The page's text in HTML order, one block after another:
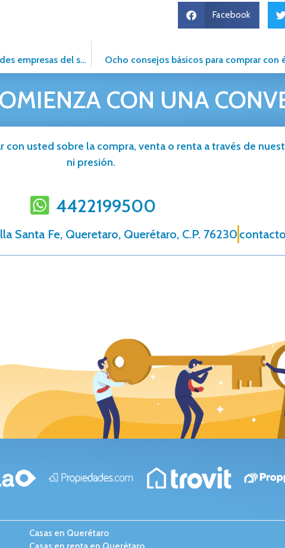
Facebook
Alfa Inmobiliaria celebra su VII Convención junto a grandes empresas del sector Ocho consejos básicos para comprar con
CON UNA
usted sobre la compra, venta o renta a través de
ni presión.
4422199500
Santa Fe, Queretaro, Querétaro, C.P. 76230
Casas en Querétaro